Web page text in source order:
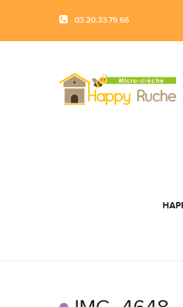
03.20.33.79.66